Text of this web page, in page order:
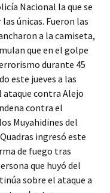
Nacional la que se
únicas. Fueron las
a la camiseta,
que en el golpe
durante 45
este jueves a las
ataque contra Alejo
contra el
Muyahidines del
ingresó este
de fuego tras
que huyó del
sobre el ataque a